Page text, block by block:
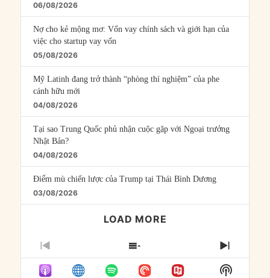
06/08/2026
Nợ cho kẻ mộng mơ: Vốn vay chính sách và giới hạn của
việc cho startup vay vốn
05/08/2026
Mỹ Latinh đang trở thành “phòng thí nghiệm” của phe
cánh hữu mới
04/08/2026
Tại sao Trung Quốc phủ nhận cuộc gặp với Ngoại trưởng
Nhật Bản?
04/08/2026
Điểm mù chiến lược của Trump tại Thái Bình Dương
03/08/2026
LOAD MORE
PREVIOUS
EPISODE
SHOW
EPISODES
NEXT
Show